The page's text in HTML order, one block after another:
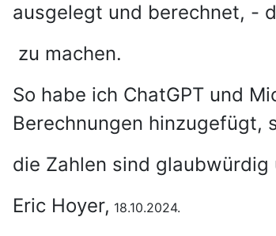
ausgelegt und berechnet, -
zu machen.
So habe ich ChatGPT und
Berechnungen hinzugefügt,
die Zahlen sind
Eric Hoyer, 18.10.2024.